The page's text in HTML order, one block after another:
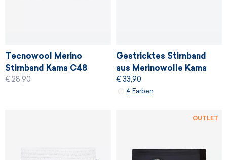
Tecnowool Merino
Stirnband Kama C48
€ 28,90
Gestricktes Stirnband
aus Merinowolle Kama
C41
€ 33,90
4 Farben
OUTLET